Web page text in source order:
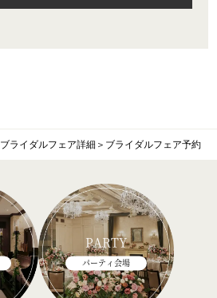
ブライダルフェア詳細 ＞ ブライダルフェア予約
PARTY
パーティ会場